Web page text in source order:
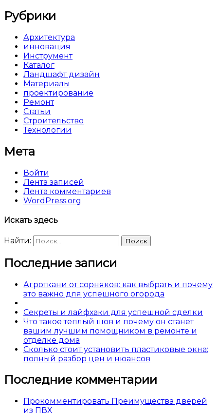
Рубрики
Архитектура
инновация
Инструмент
Каталог
Ландшафт дизайн
Материалы
проектирование
Ремонт
Статьи
Строительство
Технологии
Мета
Войти
Лента записей
Лента комментариев
WordPress.org
Искать здесь
Найти:
Последние записи
Агроткани от сорняков: как выбрать и почему
это важно для успешного огорода
Секреты и лайфхаки для успешной сделки
Что такое теплый шов и почему он станет
вашим лучшим помощником в ремонте и
отделке дома
Сколько стоит установить пластиковые окна:
полный разбор цен и нюансов
Последние комментарии
Прокомментировать Преимущества дверей
из ПВХ